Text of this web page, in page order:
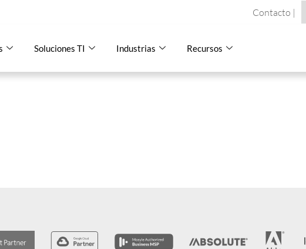
Contacto |
Soluciones TI Industrias Recursos